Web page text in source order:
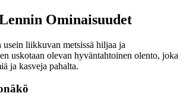
Ominaisuudet
liikkuvan metsissä hiljaa ja
uskotaan olevan hyväntahtoinen olento, joka
ja kasveja pahalta.